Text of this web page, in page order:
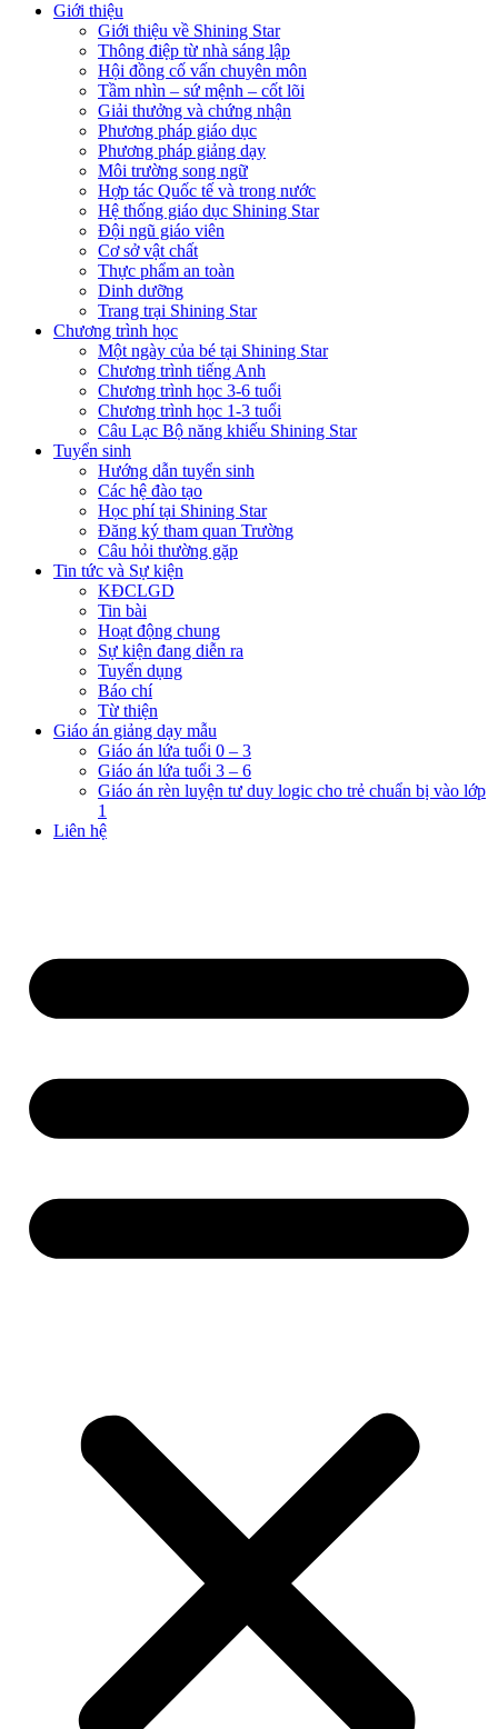
Giới thiệu
Giới thiệu về Shining Star
Thông điệp từ nhà sáng lập
Hội đồng cố vấn chuyên môn
Tầm nhìn – sứ mệnh – cốt lõi
Giải thưởng và chứng nhận
Phương pháp giáo dục
Phương pháp giảng dạy
Môi trường song ngữ
Hợp tác Quốc tế và trong nước
Hệ thống giáo dục Shining Star
Đội ngũ giáo viên
Cơ sở vật chất
Thực phẩm an toàn
Dinh dưỡng
Trang trại Shining Star
Chương trình học
Một ngày của bé tại Shining Star
Chương trình tiếng Anh
Chương trình học 3-6 tuổi
Chương trình học 1-3 tuổi
Câu Lạc Bộ năng khiếu Shining Star
Tuyển sinh
Hướng dẫn tuyển sinh
Các hệ đào tạo
Học phí tại Shining Star
Đăng ký tham quan Trường
Câu hỏi thường gặp
Tin tức và Sự kiện
KĐCLGD
Tin bài
Hoạt động chung
Sự kiện đang diễn ra
Tuyển dụng
Báo chí
Từ thiện
Giáo án giảng dạy mẫu
Giáo án lứa tuổi 0 – 3
Giáo án lứa tuổi 3 – 6
Giáo án rèn luyện tư duy logic cho trẻ chuẩn bị vào lớp
1
Liên hệ